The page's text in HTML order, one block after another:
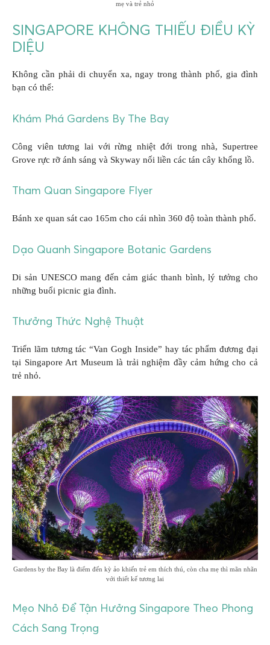
mẹ và trẻ nhỏ
SINGAPORE KHÔNG THIẾU ĐIỀU KỲ
DIỆU
Không cần phải di chuyển xa, ngay trong thành phố, gia đình
bạn có thể:
Khám Phá Gardens By The Bay
Công viên tương lai với rừng nhiệt đới trong nhà, Supertree
Grove rực rỡ ánh sáng và Skyway nối liền các tán cây khổng lồ.
Tham Quan Singapore Flyer
Bánh xe quan sát cao 165m cho cái nhìn 360 độ toàn thành phố.
Dạo Quanh Singapore Botanic Gardens
Di sản UNESCO mang đến cảm giác thanh bình, lý tưởng cho
những buổi picnic gia đình.
Thưởng Thức Nghệ Thuật
Triển lãm tương tác “Van Gogh Inside” hay tác phẩm đương đại
tại Singapore Art Museum là trải nghiệm đầy cảm hứng cho cả
trẻ nhỏ.
Gardens by the Bay là điểm đến kỳ ảo khiến trẻ em thích thú, còn cha mẹ thì mãn nhãn
với thiết kế tương lai
Mẹo Nhỏ Để Tận Hưởng Singapore Theo Phong
Cách Sang Trọng